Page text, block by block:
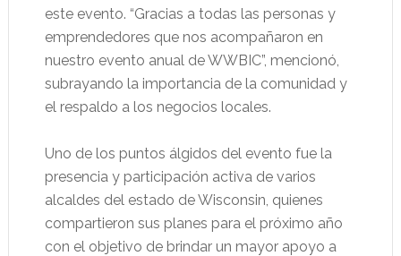
este evento. “Gracias a todas las personas y
emprendedores que nos acompañaron en
nuestro evento anual de WWBIC”, mencionó,
subrayando la importancia de la comunidad y
el respaldo a los negocios locales.
Uno de los puntos álgidos del evento fue la
presencia y participación activa de varios
alcaldes del estado de Wisconsin, quienes
compartieron sus planes para el próximo año
con el objetivo de brindar un mayor apoyo a